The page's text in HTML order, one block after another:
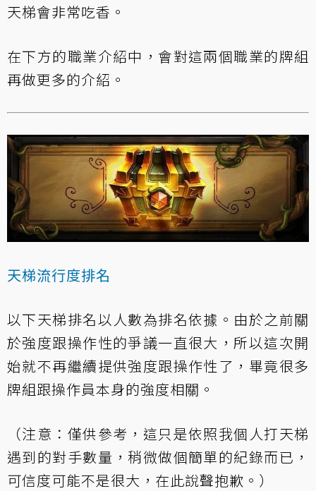
天梯會非常吃香。
在下方的職業介紹中，會對這兩個職業的牌組
再做更多的介紹。
天梯流行度排名
以下天梯排名以人數為排名依據。由於之前關
於強度跟操作性的爭議一直很大，所以這次開
始就不再繼續提供強度跟操作性了，畢竟很多
牌組跟操作員本身的強度相關。
（注意：僅供參考，這只是依照我個人打天梯
遇到的對手數量，稍微做個簡單的紀錄而已，
可信度可能不是很大，在此說聲抱歉。）